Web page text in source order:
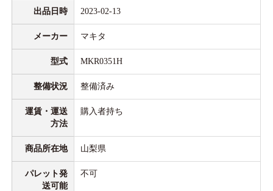
出品日時 2023-02-13
メーカー マキタ
型式 MKR0351H
整備状況 整備済み
運賃・運送
方法
購入者持ち
商品所在地 山梨県
パレット発
送可能
不可